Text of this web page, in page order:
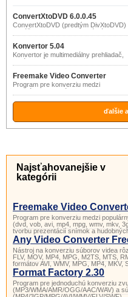
ConvertXtoDVD 6.0.0.45
ConvertXtoDVD (predtým DivXtoDVD)
dokáže konvertovať filmové súbory radu
formátov (DivX, Xvid, Mov, Vob, Mpeg,
Mpeg4, avi, wmv, dv) do štruktúry
súborov pre vypálenie na DVD disk,
ktorý je možné prehrávať na bežnom
DVD prehrávači.
Konvertor 5.04
Konvertor je multimediálny prehliadač,
správca súborov a konvertor pre
zvukových, textových, grafických a
video súborov medzi rôznymi formátmi.
Freemake Video Converter
4.1.9.12
Program pre konverziu medzi
populárnymi formátmi videa (dvd, vob,
avi, mp4, mpg, wmv, mkv, 3gp, 3g2, flv,
swf,…), tvorbu prezentácií snímok a
ďalšie
Najsťahovanejšie v
kategórii
Freemake Video
Program pre konverziu medzi
(dvd, vob, avi, mp4, mpg, wmv, mkv,
tvorbu prezentácií snímok a
Any Video Converter
Nástroj na konverziu súborov videa
FLV, MOV, MP4, MPG, M2TS, MTS,
formátov AVI, WMV, MPG, MP4, MKV,
Format Factory 2.30
Program pre jednoduchú konverziu
(MP3/WMA/AMR/OGG/AAC/WAV) a